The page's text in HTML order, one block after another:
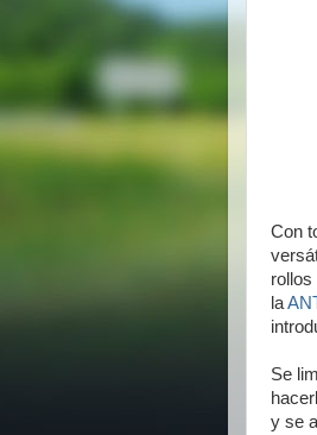
Con
rollos
la
Se
y se